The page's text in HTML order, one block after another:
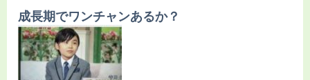
成長期でワンチャンあるか？